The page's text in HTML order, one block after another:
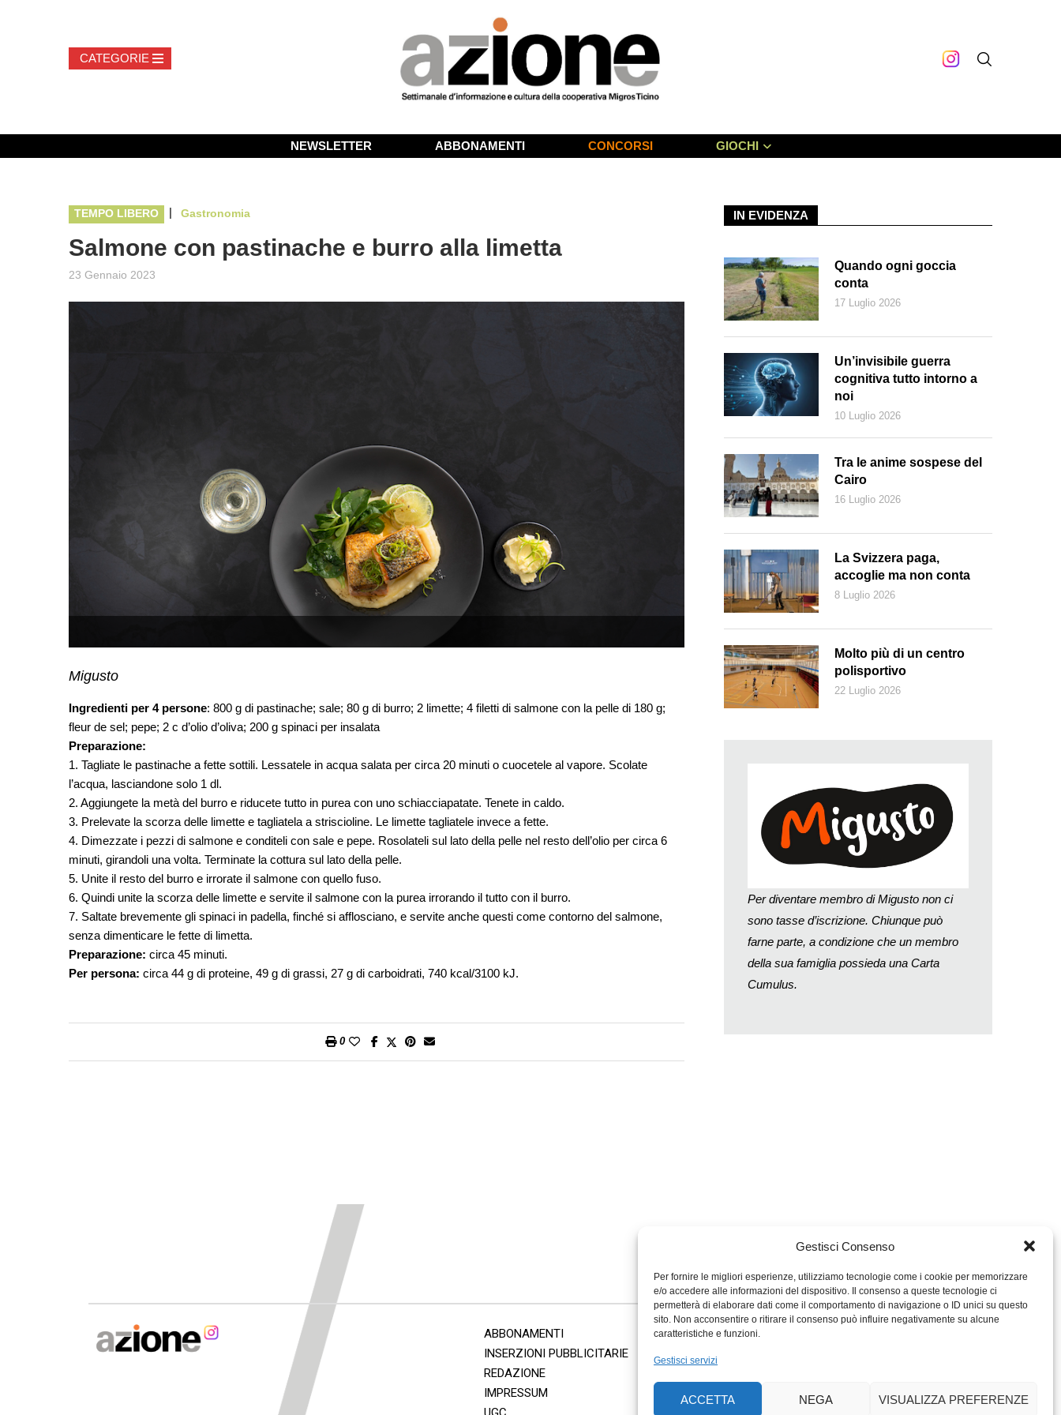
Gestisci Consenso
Per fornire le migliori esperienze, utilizziamo tecnologie come i cookie per memorizzare
e/o accedere alle informazioni del dispositivo. Il consenso a queste tecnologie ci
permetterà di elaborare dati come il comportamento di navigazione o ID unici su questo
sito. Non acconsentire o ritirare il consenso può influire negativamente su alcune
caratteristiche e funzioni.
Gestisci servizi
ACCETTA NEGA VISUALIZZA PREFERENZE
NEWSLETTER ABBONAMENTI CONCORSI GIOCHI
TEMPO LIBERO | Gastronomia
Salmone con pastinache e burro alla limetta
23 Gennaio 2023
Migusto
Ingredienti per 4 persone: 800 g di pastinache; sale; 80 g di burro; 2 limette; 4 filetti di salmone con la pelle di 180 g;
fleur de sel; pepe; 2 c d’olio d’oliva; 200 g spinaci per insalata
Preparazione:
1. Tagliate le pastinache a fette sottili. Lessatele in acqua salata per circa 20 minuti o cuocetele al vapore. Scolate
l’acqua, lasciandone solo 1 dl.
2. Aggiungete la metà del burro e riducete tutto in purea con uno schiacciapatate. Tenete in caldo.
3. Prelevate la scorza delle limette e tagliatela a striscioline. Le limette tagliatele invece a fette.
4. Dimezzate i pezzi di salmone e conditeli con sale e pepe. Rosolateli sul lato della pelle nel resto dell’olio per circa 6
minuti, girandoli una volta. Terminate la cottura sul lato della pelle.
5. Unite il resto del burro e irrorate il salmone con quello fuso.
6. Quindi unite la scorza delle limette e servite il salmone con la purea irrorando il tutto con il burro.
7. Saltate brevemente gli spinaci in padella, finché si afflosciano, e servite anche questi come contorno del salmone,
senza dimenticare le fette di limetta.
Preparazione: circa 45 minuti.
Per persona: circa 44 g di proteine, 49 g di grassi, 27 g di carboidrati, 740 kcal/3100 kJ.
0
IN EVIDENZA
Quando ogni goccia
conta
17 Luglio 2026
Un’invisibile guerra
cognitiva tutto intorno a
noi
10 Luglio 2026
Tra le anime sospese del
Cairo
16 Luglio 2026
La Svizzera paga,
accoglie ma non conta
8 Luglio 2026
Molto più di un centro
polisportivo
22 Luglio 2026
Per diventare membro di Migusto non ci
sono tasse d’iscrizione. Chiunque può
farne parte, a condizione che un membro
della sua famiglia possieda una Carta
Cumulus.
ABBONAMENTI
INSERZIONI PUBBLICITARIE
REDAZIONE
IMPRESSUM
MIGROS TICINO
PERCENTO CULTURALE